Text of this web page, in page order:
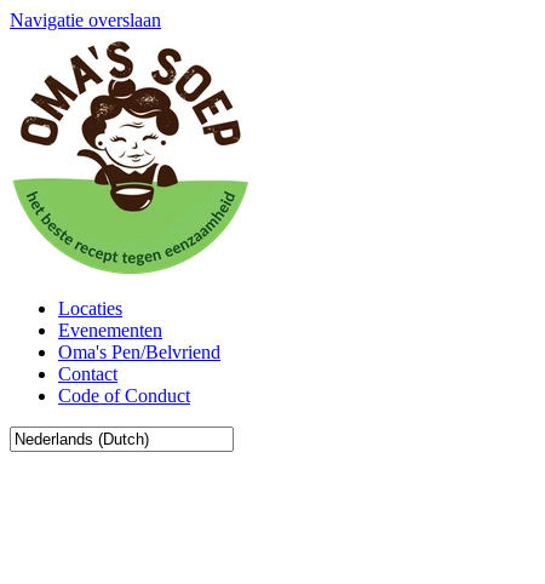
Navigatie overslaan
Locaties
Evenementen
Oma's Pen/Belvriend
Contact
Code of Conduct